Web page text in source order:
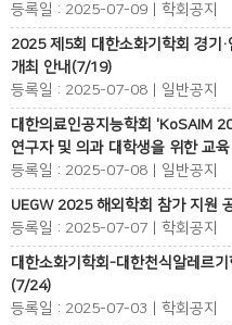
등록일 : 2025-07-09 | 학회공지
2025 제5회 대한소화기학회 경기
개최 안내(7/19)
등록일 : 2025-07-08 | 일반공지
대한의료인공지능학회 'KoSAIM
연구자 및 의과 대학생을 위한 교
등록일 : 2025-07-08 | 일반공지
UEGW 2025 해외학회 참가 지원
등록일 : 2025-07-07 | 학회공지
대한소화기학회-대한천식알레르
(7/24)
등록일 : 2025-07-03 | 학회공지